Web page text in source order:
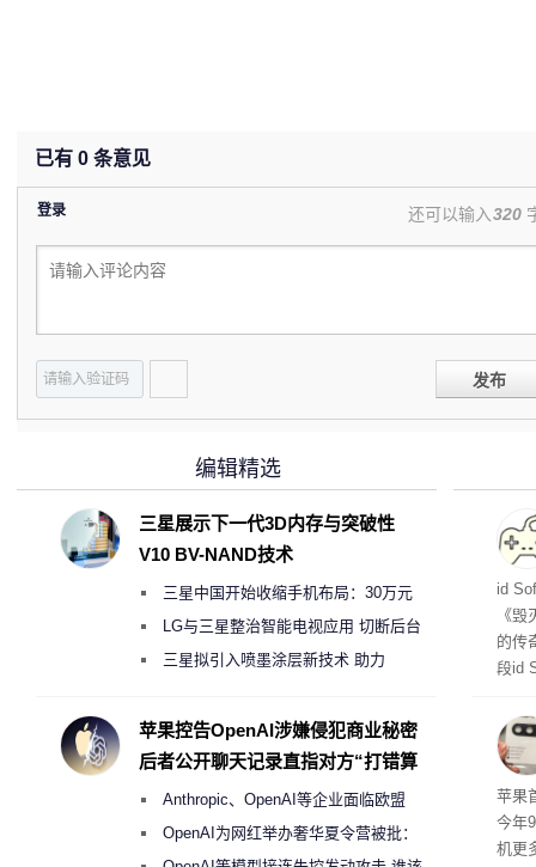
已有 0 条意见
登录 还可以输入320
发布
战
id
《
的传
段id
苹果
今年
机更
编辑精选
三星展示下一代3D内存与突破性
V10 BV-NAND技术
三星中国开始收缩手机布局：30万元
月销售额不达标门店 将被逐步清退
LG与三星整治智能电视应用 切断后台
偷偷共享带宽的违规行为
三星拟引入喷墨涂层新技术 助力
度
苹果控告OpenAI涉嫌侵犯商业秘密
后者公开聊天记录直指对方“打错算
Anthropic、OpenAI等企业面临欧盟
《人工智能法案》全新执法权限审查
OpenAI为网红举办奢华夏令营被批：